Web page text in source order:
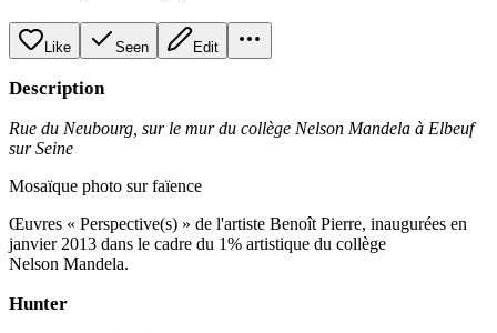
Like Seen Edit
Description
Rue du Neubourg, sur le mur du collège Nelson Mandela à Elbeuf
sur Seine
Mosaïque photo sur faïence
Œuvres « Perspective(s) » de l'artiste Benoît Pierre, inaugurées en
janvier 2013 dans le cadre du 1% artistique du collège
Nelson Mandela.
Hunter